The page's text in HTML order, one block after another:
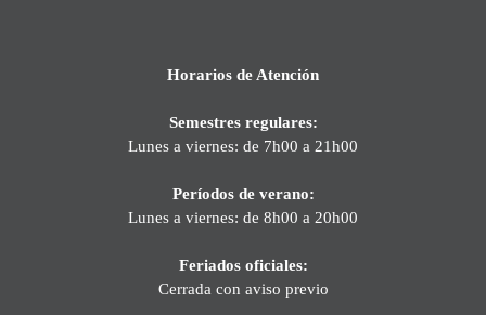
Horarios de Atención
Semestres regulares:
Lunes a viernes: de 7h00 a 21h00
Períodos de verano:
Lunes a viernes: de 8h00 a 20h00
Feriados oficiales:
Cerrada con aviso previo